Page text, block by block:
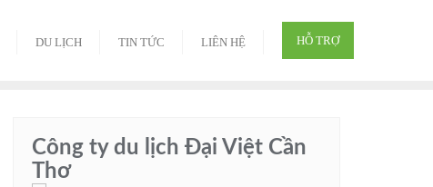
DU LỊCH TIN TỨC LIÊN HỆ HỖ TRỢ
Công ty du lịch Đại Việt Cần
Thơ